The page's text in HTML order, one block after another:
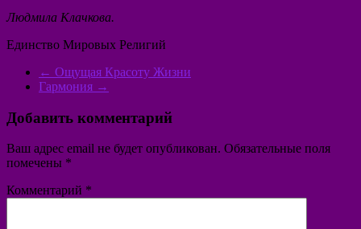
​Людмила Клачкова.
Единство Мировых Религий
← Ощущая Красоту Жизни
Гармония →
Добавить комментарий
Ваш адрес email не будет опубликован. Обязательные поля
помечены *
Комментарий *